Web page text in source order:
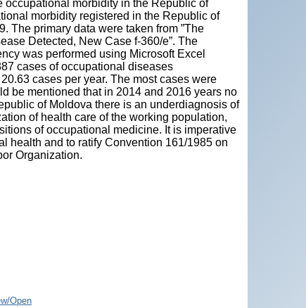
occupational morbidity in the Republic of
morbidity registered in the Republic of
The primary data were taken from ”The
Detected, New Case f-360/e”. The
was performed using Microsoft Excel
cases of occupational diseases
cases per year. The most cases were
be mentioned that in 2014 and 2016 years no
of Moldova there is an underdiagnosis of
of health care of the working population,
of occupational medicine. It is imperative
health and to ratify Convention 161/1985 on
Organization.
Open